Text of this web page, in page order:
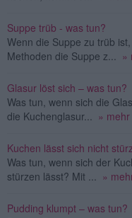
Suppe trüb - was tun?
Wenn die Suppe zu trüb
Methoden die Suppe z...
»
Glasur löst sich – was tun?
Was tun, wenn sich die
die Kuchenglasur...
» mehr
Kuchen lässt sich nicht
Was tun, wenn sich der
stürzen lässt? Mit ...
»
Pudding klumpt – was tun?